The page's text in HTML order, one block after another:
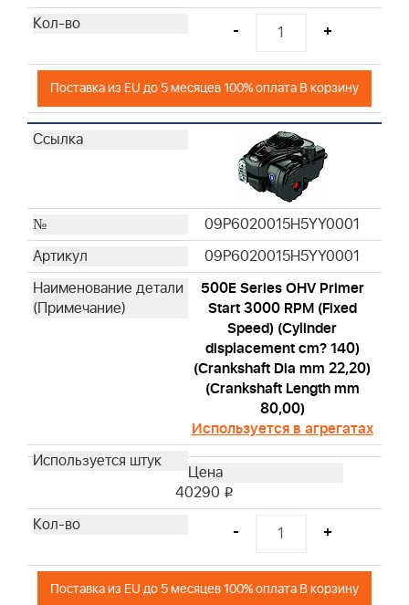
-
+
Поставка из EU до 5 месяцев 100% оплата В корзину
09P6020015H5YY0001
09P6020015H5YY0001
500E Series OHV Primer
Start 3000 RPM (Fixed
Speed) (Cylinder
displacement cm? 140)
(Crankshaft Dia mm 22,20)
(Crankshaft Length mm
80,00)
Используется в агрегатах
40290 i
- +
Поставка из EU до 5 месяцев 100% оплата В корзину